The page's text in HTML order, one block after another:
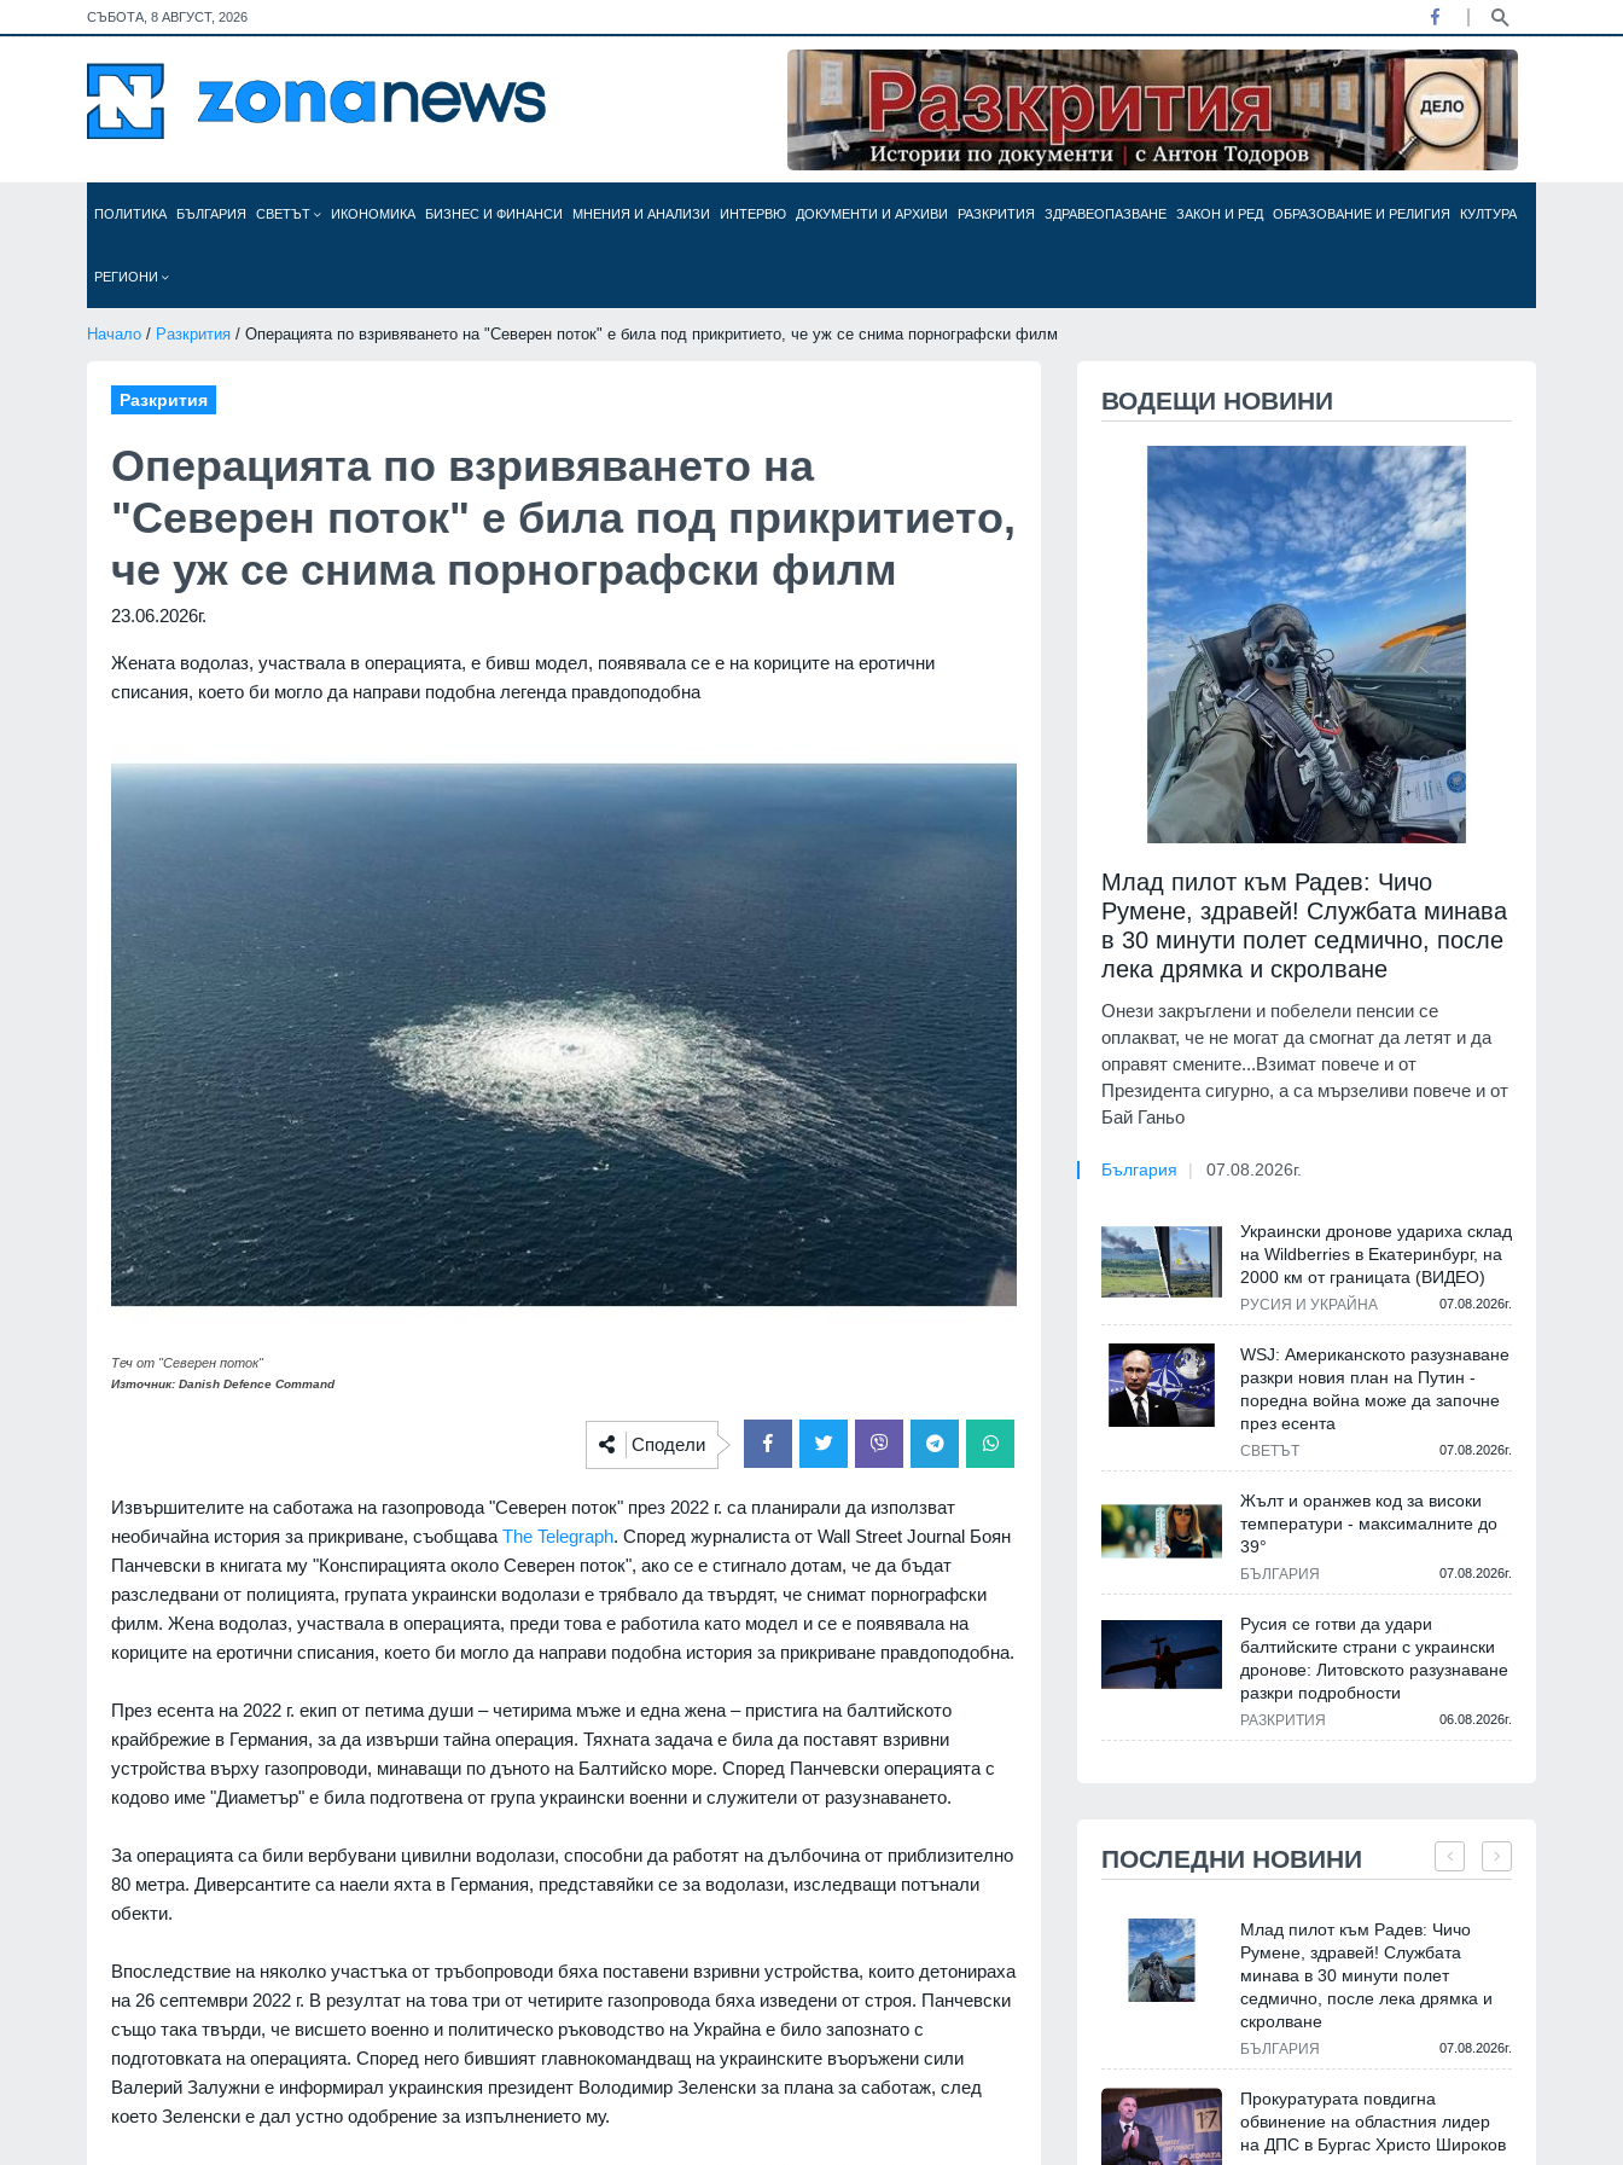
СЪБОТА, 8 АВГУСТ, 2026
ПОЛИТИКА БЪЛГАРИЯ СВЕТЪТ ИКОНОМИКА БИЗНЕС И ФИНАНСИ МНЕНИЯ И АНАЛИЗИ ИНТЕРВЮ ДОКУМЕНТИ И АРХИВИ РАЗКРИТИЯ ЗДРАВЕОПАЗВАНЕ ЗАКОН И РЕД ОБРАЗОВАНИЕ И РЕЛИГИЯ КУЛТУРА
РЕГИОНИ
Начало / Разкрития / Операцията по взривяването на "Северен поток" е била под прикритието, че уж се снима порнографски филм
Разкрития
Операцията по взривяването на
"Северен поток" е била под прикритието,
че уж се снима порнографски филм
23.06.2026г.
Жената водолаз, участвала в операцията, е бивш модел, появявала се е на кориците на еротични
списания, което би могло да направи подобна легенда правдоподобна
Теч от "Северен поток"
Източник: Danish Defence Command
Сподели
Извършителите на саботажа на газопровода "Северен поток" през 2022 г. са планирали да използват
необичайна история за прикриване, съобщава The Telegraph. Според журналиста от Wall Street Journal Боян
Панчевски в книгата му "Конспирацията около Северен поток", ако се е стигнало дотам, че да бъдат
разследвани от полицията, групата украински водолази е трябвало да твърдят, че снимат порнографски
филм. Жена водолаз, участвала в операцията, преди това е работила като модел и се е появявала на
кориците на еротични списания, което би могло да направи подобна история за прикриване правдоподобна.
През есента на 2022 г. екип от петима души – четирима мъже и една жена – пристига на балтийското
крайбрежие в Германия, за да извърши тайна операция. Тяхната задача е била да поставят взривни
устройства върху газопроводи, минаващи по дъното на Балтийско море. Според Панчевски операцията с
кодово име "Диаметър" е била подготвена от група украински военни и служители от разузнаването.
За операцията са били вербувани цивилни водолази, способни да работят на дълбочина от приблизително
80 метра. Диверсантите са наели яхта в Германия, представяйки се за водолази, изследващи потънали
обекти.
Впоследствие на няколко участъка от тръбопроводи бяха поставени взривни устройства, които детонираха
на 26 септември 2022 г. В резултат на това три от четирите газопровода бяха изведени от строя. Панчевски
също така твърди, че висшето военно и политическо ръководство на Украйна е било запознато с
подготовката на операцията. Според него бившият главнокомандващ на украинските въоръжени сили
Валерий Залужни е информирал украинския президент Володимир Зеленски за плана за саботаж, след
което Зеленски е дал устно одобрение за изпълнението му.
ВОДЕЩИ НОВИНИ
Млад пилот към Радев: Чичо
Румене, здравей! Службата минава
в 30 минути полет седмично, после
лека дрямка и скролване
Онези закръглени и побелели пенсии се
оплакват, че не могат да смогнат да летят и да
оправят смените...Взимат повече и от
Президента сигурно, а са мързеливи повече и от
Бай Ганьо
България 07.08.2026г.
Украински дронове удариха склад
на Wildberries в Екатеринбург, на
2000 км от границата (ВИДЕО)
РУСИЯ И УКРАЙНА 07.08.2026г.
WSJ: Американското разузнаване
разкри новия план на Путин -
поредна война може да започне
през есента
СВЕТЪТ 07.08.2026г.
Жълт и оранжев код за високи
температури - максималните до
39°
БЪЛГАРИЯ 07.08.2026г.
Русия се готви да удари
балтийските страни с украински
дронове: Литовското разузнаване
разкри подробности
РАЗКРИТИЯ 06.08.2026г.
ПОСЛЕДНИ НОВИНИ
07.08.2026г.
Как се
закон
07.08.2026г.
СВЕТЪТ 07.08.2026г.
Украинският президент обяви
началото на специални операции
срещу руската военна
промишленост
момента
ОБРАЗОВАНИЕ И РЕЛИГИЯ 06.08.2026г.
Нова Загора отново ще бъде
столица на старата градска песен
Млад пилот към Радев: Чичо
Румене, здравей! Службата
минава в 30 минути полет
седмично, после лека дрямка и
скролване
БЪЛГАРИЯ 07.08.2026г.
Прокуратурата повдигна
обвинение на областния лидер
на ДПС в Бургас Христо Широков